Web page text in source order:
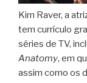
Kim Raver, a
tem currículo
séries de TV,
Anatomy, em
assim como os